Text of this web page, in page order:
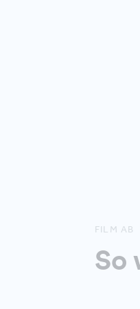
FILM AB
So